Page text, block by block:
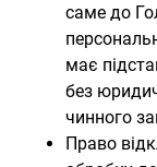
саме до
має
без
чинного
Право